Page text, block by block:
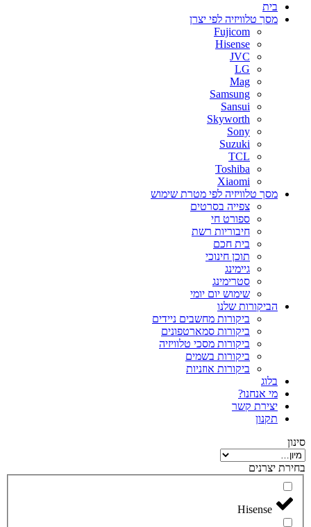
בית
מסך טלוויזיה לפי יצרן
Fujicom
Hisense
JVC
LG
Mag
Samsung
Sansui
Skyworth
Sony
Suzuki
TCL
Toshiba
Xiaomi
מסך טלוויזיה לפי מטרת שימוש
צפייה בסרטים
ספורט חי
חיבוריות רשת
בית חכם
תוכן חינוכי
גיימינג
סטרימינג
שימוש יום יומי
הביקורות שלנו
ביקורות מחשבים ניידים
ביקורות סמארטפונים
ביקורות מסכי טלוויזיה
ביקורות בשמים
ביקורות אוזניות
בלוג
מי אנחנו?
יצירת קשר
תקנון
סינון
בחירת יצרנים
Hisense